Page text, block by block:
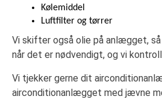
Kølemiddel
Luftfilter og tørrer
Vi skifter også olie på anlægget,
når det er nødvendigt, og vi
Vi tjekker gerne dit
airconditionanlægget med jævne